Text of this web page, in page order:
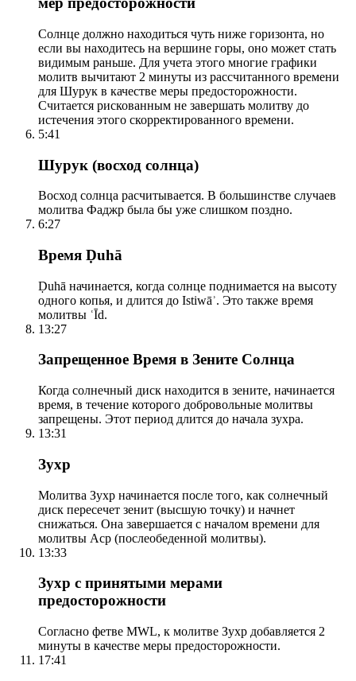
Солнце должно находиться чуть ниже горизонта, но
если вы находитесь на вершине горы, оно может стать
видимым раньше. Для учета этого многие графики
молитв вычитают 2 минуты из рассчитанного времени
для Шурук в качестве меры предосторожности.
Считается рискованным не завершать молитву до
истечения этого скорректированного времени.
5:41
Шурук (восход солнца)
Восход солнца расчитывается. В большинстве случаев
молитва Фаджр была бы уже слишком поздно.
6:27
Время Ḍuhā
Ḍuhā начинается, когда солнце поднимается на высоту
одного копья, и длится до Istiwāʾ. Это также время
молитвы ʿĪd.
13:27
Запрещенное Время в Зените Солнца
Когда солнечный диск находится в зените, начинается
время, в течение которого добровольные молитвы
запрещены. Этот период длится до начала зухра.
13:31
Зухр
Молитва Зухр начинается после того, как солнечный
диск пересечет зенит (высшую точку) и начнет
снижаться. Она завершается с началом времени для
молитвы Аср (послеобеденной молитвы).
13:33
Зухр с принятыми мерами
предосторожности
Согласно фетве MWL, к молитве Зухр добавляется 2
минуты в качестве меры предосторожности.
17:41